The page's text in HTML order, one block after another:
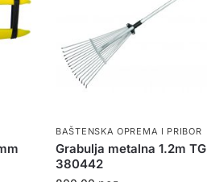
BAŠTENSKA OPREMA I PRIBOR
Grabulja metalna 1.2m TG
380442